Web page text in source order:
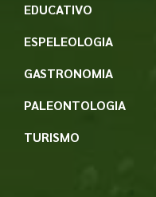
EDUCATIVO
ESPELEOLOGIA
GASTRONOMIA
PALEONTOLOGIA
TURISMO